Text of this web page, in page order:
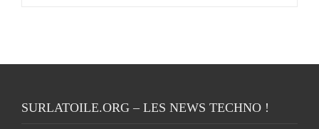
SURLATOILE.ORG – LES NEWS TECHNO !